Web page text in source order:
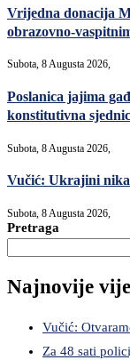
Vrijedna donacija
obrazovno-
Subota, 8 Augusta 2026,
Poslanica jajima
konstitutivna
Subota, 8 Augusta 2026,
Vučić: Ukrajini
Subota, 8 Augusta 2026,
Pretraga
Najnovije
Vučić:
Za 48 sati